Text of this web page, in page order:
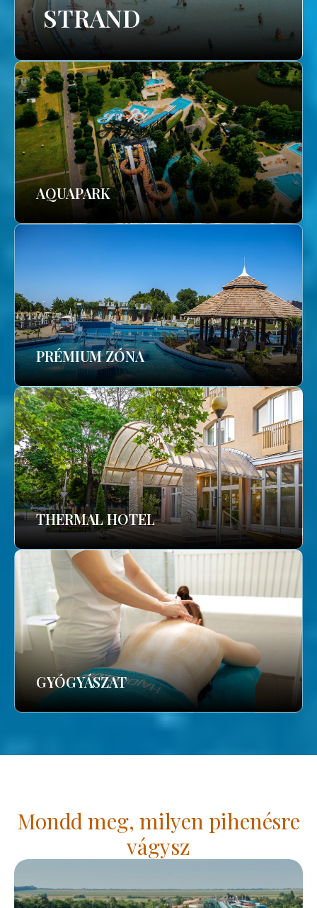
STRAND
AQUAPARK
PRÉMIUM ZÓNA
THERMAL HOTEL
GYÓGYÁSZAT
Mondd meg, milyen pihenésre
vágysz